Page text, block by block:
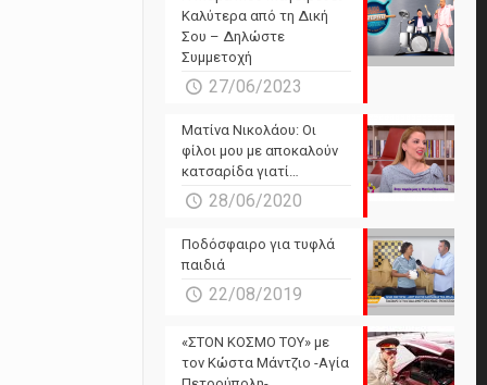
Καλύτερα από τη Δική
Σου – Δηλώστε
Συμμετοχή
27/06/2023
Ματίνα Νικολάου: Οι
φίλοι μου με αποκαλούν
κατσαρίδα γιατί…
28/06/2020
Ποδόσφαιρο για τυφλά
παιδιά
22/08/2019
«ΣΤΟΝ ΚΟΣΜΟ ΤΟΥ» με
τον Κώστα Μάντζιο -Αγία